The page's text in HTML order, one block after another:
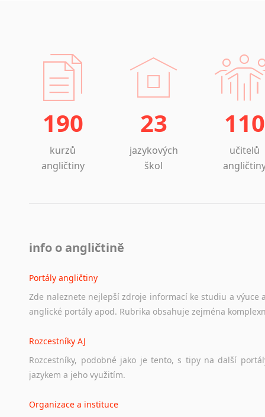
190
kurzů
angličtiny
23
jazykových
škol
110
učitelů
info o angličtině
Portály angličtiny
Zde naleznete nejlepší zdroje informací ke studiu a výuce
anglické portály apod. Rubrika obsahuje zejména
Rozcestníky AJ
Rozcestníky, podobné jako je tento, s tipy na další
jazykem a jeho využitím.
Organizace a instituce